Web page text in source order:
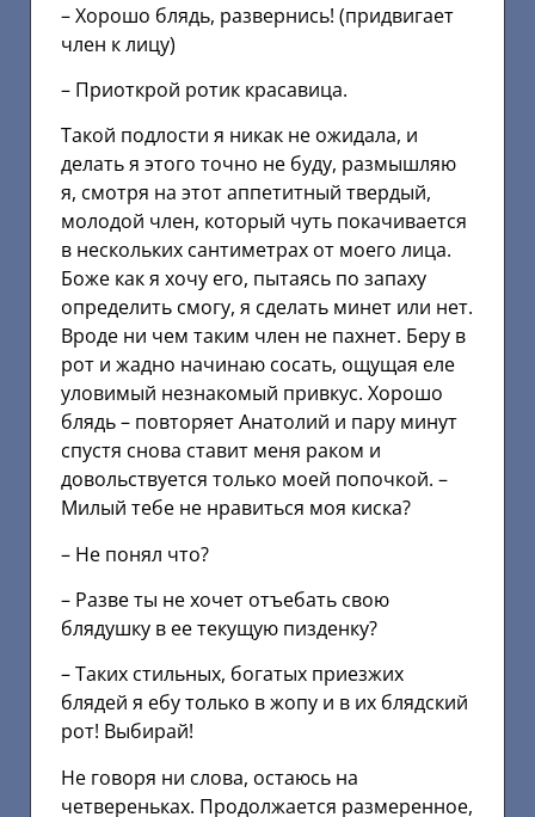
– Хорошо блядь, развернись! (придвигает
член к лицу)
– Приоткрой ротик красавица.
Такой подлости я никак не ожидала, и
делать я этого точно не буду, размышляю
я, смотря на этот аппетитный твердый,
молодой член, который чуть покачивается
в нескольких сантиметрах от моего лица.
Боже как я хочу его, пытаясь по запаху
определить смогу, я сделать минет или нет.
Вроде ни чем таким член не пахнет. Беру в
рот и жадно начинаю сосать, ощущая еле
уловимый незнакомый привкус. Хорошо
блядь – повторяет Анатолий и пару минут
спустя снова ставит меня раком и
довольствуется только моей попочкой. –
Милый тебе не нравиться моя киска?
– Не понял что?
– Разве ты не хочет отъебать свою
блядушку в ее текущую пизденку?
– Таких стильных, богатых приезжих
блядей я ебу только в жопу и в их блядский
рот! Выбирай!
Не говоря ни слова, остаюсь на
четвереньках. Продолжается размеренное,